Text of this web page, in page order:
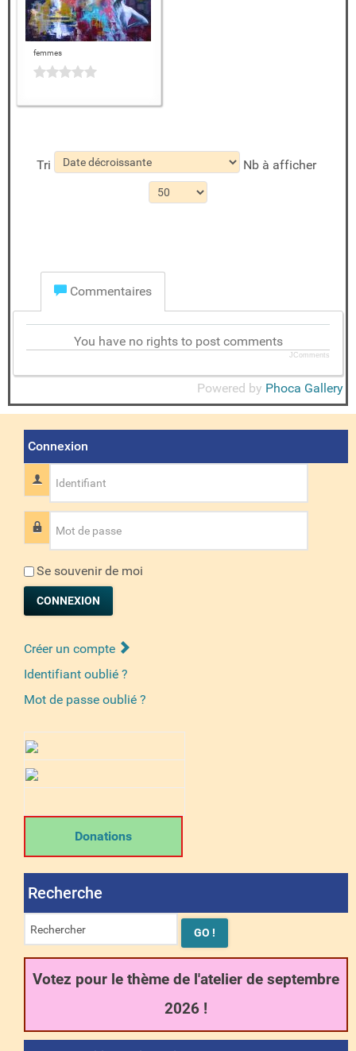
femmes
Tri Nb à afficher
Commentaires
You have no rights to post comments
JComments
Powered by Phoca Gallery
Connexion
Identifiant
Mot de passe
Se souvenir de moi
CONNEXION
Créer un compte
Identifiant oublié ?
Mot de passe oublié ?
Donations
Recherche
Votez pour le thème de l'atelier de septembre
2026 !